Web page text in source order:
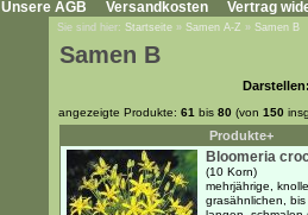
Unsere AGB Versandkosten Vertrag
Sie sind hier: Startseite » Samen A-Z » Samen B
Samen B
angezeigte Produkte: 61 bis 80 (von 150
Produkte+
Bloomeria
(10 Korn)
mehrjährige,
grasähnlichen,